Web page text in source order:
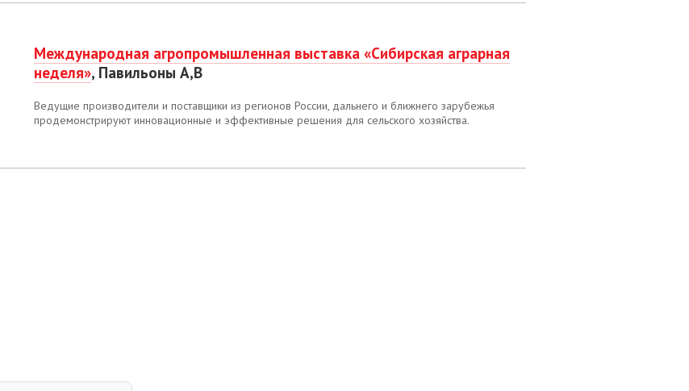
Международная агропромышленная выставка «Сибирская аграрная
неделя», Павильоны A,B
Ведущие производители и поставщики из регионов России, дальнего и ближнего зарубежья
продемонстрируют инновационные и эффективные решения для сельского хозяйства.